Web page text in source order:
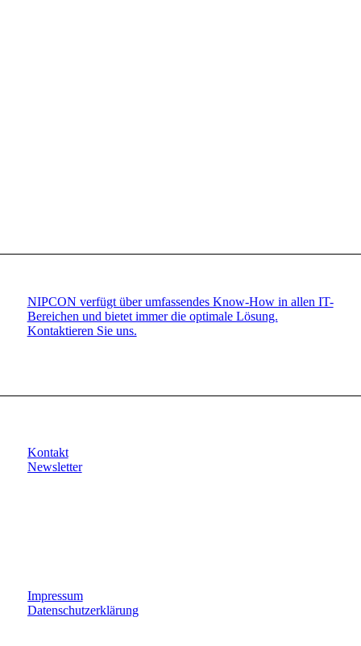
NIPCON verfügt über umfassendes Know-How in allen IT-
Bereichen und bietet immer die optimale Lösung.
Kontaktieren Sie uns.
Kontakt
Newsletter
Impressum
Datenschutzerklärung